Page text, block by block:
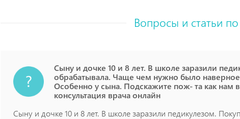
Вопросы и статьи
Сыну и дочке 10 и 8 лет. В школе заразили
обрабатывала. Чаще чем нужно было
Особенно у сына. Подскажите пож- та как нам
консультация врача онлайн
Сыну и дочке 10 и 8 лет. В школе заразили педикулезом.